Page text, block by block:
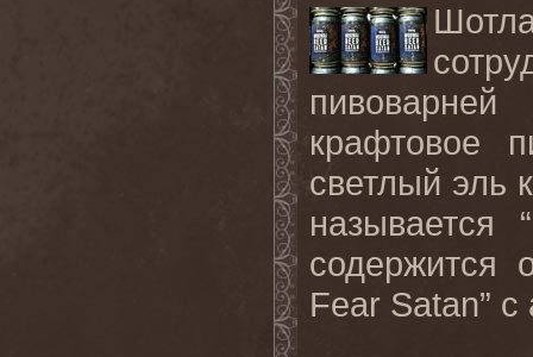
крафтовое
светлый эль
называется “
содержится
Fear Satan”